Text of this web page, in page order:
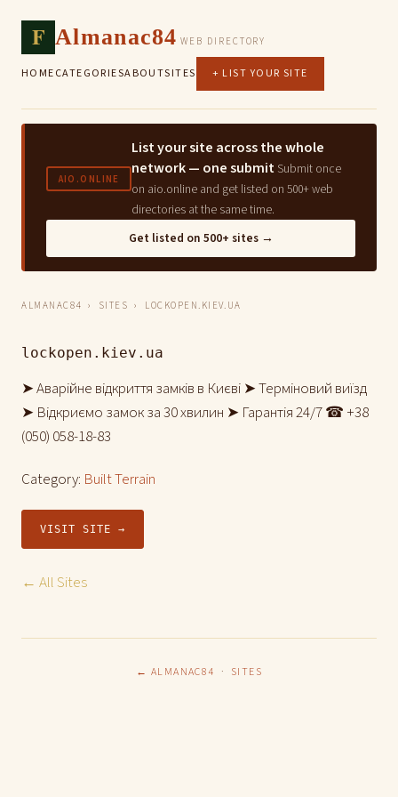
F Almanac84 WEB DIRECTORY
HOMECATEGORIESABOUTSITES + LIST YOUR SITE
AIO.ONLINE
List your site across the whole
network — one submit Submit once
on aio.online and get listed on 500+ web
directories at the same time.
Get listed on 500+ sites →
ALMANAC84 › SITES › LOCKOPEN.KIEV.UA
lockopen.kiev.ua
➤ Аварійне відкриття замків в Києві ➤ Терміновий виїзд
➤ Відкриємо замок за 30 хвилин ➤ Гарантія 24/7 ☎ +38
(050) 058-18-83
Category: Built Terrain
VISIT SITE →
← All Sites
← ALMANAC84 · SITES